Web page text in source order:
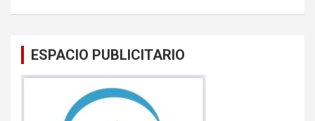
ESPACIO PUBLICITARIO